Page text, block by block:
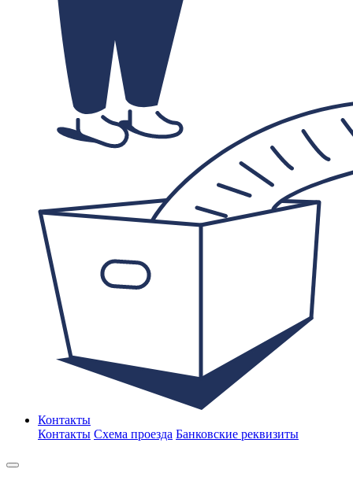
Контакты
Контакты Схема проезда Банковские реквизиты